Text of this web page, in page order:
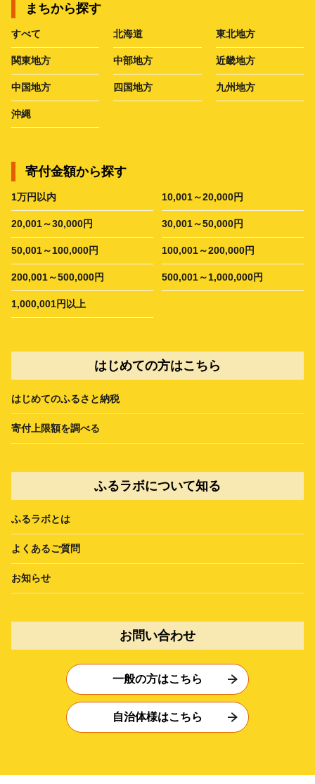
まちから探す
すべて 北海道 東北地方
関東地方 中部地方 近畿地方
中国地方 四国地方 九州地方
沖縄
寄付金額から探す
1万円以内 10,001～20,000円
20,001～30,000円 30,001～50,000円
50,001～100,000円 100,001～200,000円
200,001～500,000円 500,001～1,000,000円
1,000,001円以上
はじめての方はこちら
はじめてのふるさと納税
寄付上限額を調べる
ふるラボについて知る
ふるラボとは
よくあるご質問
お知らせ
お問い合わせ
一般の方はこちら
自治体様はこちら